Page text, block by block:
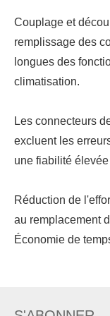
Couplage et
remplissage des
longues des
climatisation.
Les connecteurs
excluent les
une fiabilité
Réduction de
au remplacement
Économie de